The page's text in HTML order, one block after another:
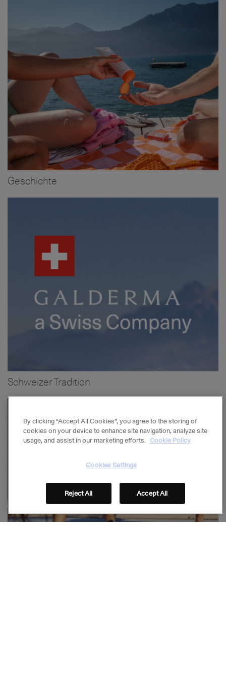
Geschichte
Schweizer Tradition
By clicking “Accept All Cookies”, you agree to the storing of
cookies on your device to enhance site navigation, analyze site
usage, and assist in our marketing efforts. Cookie Policy
Cookies Settings
Reject All Accept All